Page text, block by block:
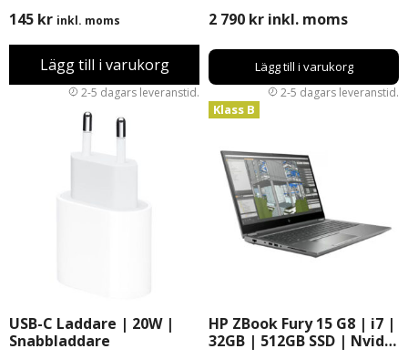
145 kr inkl. moms
Lägg till i varukorg
2 790 kr inkl. moms
Lägg till i varukorg
USB-C Laddare | 20W |
Snabbladdare
HP ZBook Fury 15 G8 | i7 |
32GB | 512GB SSD | Nvidia
Klass B